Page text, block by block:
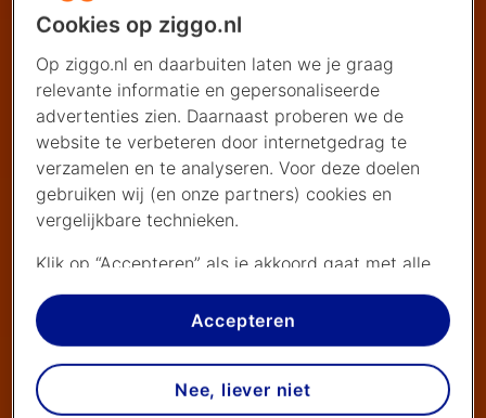
Cookies op ziggo.nl
Op ziggo.nl en daarbuiten laten we je graag
relevante informatie en gepersonaliseerde
advertenties zien. Daarnaast proberen we de
website te verbeteren door internetgedrag te
verzamelen en te analyseren. Voor deze doelen
gebruiken wij (en onze partners) cookies en
vergelijkbare technieken.
Klik op “Accepteren” als je akkoord gaat met alle
cookies. Kies je voor “Nee, liever niet”, dan
plaatsen we alleen strikt noodzakelijke cookies om
de website goed te laten werken. Dat betekent
dat we geen vormen van personalisatie
toepassen.
Accepteren
Nee, liever niet